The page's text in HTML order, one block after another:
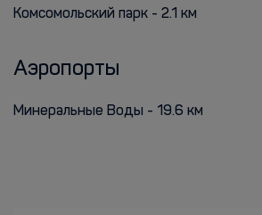
Комсомольский парк - 2.1 км
Аэропорты
Минеральные Воды - 19.6 км